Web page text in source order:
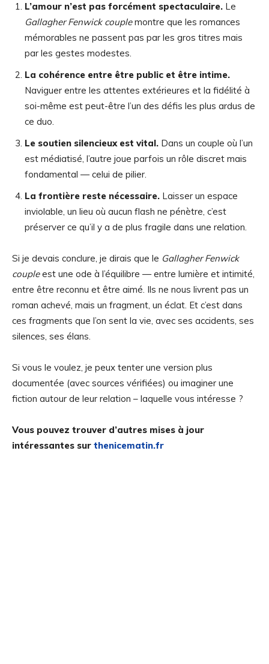
L’amour n’est pas forcément spectaculaire. Le
Gallagher Fenwick couplemontre que les romances
mémorables ne passent pas par les gros titres mais
par les gestes modestes.
La cohérence entre être public et être intime.
Naviguer entre les attentes extérieures et la fidélité à
soi-même est peut-être l’un des défis les plus ardus de
ce duo.
Le soutien silencieux est vital. Dans un couple où l’un
est médiatisé, l’autre joue parfois un rôle discret mais
fondamental — celui de pilier.
La frontière reste nécessaire. Laisser un espace
inviolable, un lieu où aucun flash ne pénètre, c’est
préserver ce qu’il y a de plus fragile dans une relation.
Si je devais conclure, je dirais que le Gallagher Fenwick
coupleest une ode à l’équilibre — entre lumière et intimité,
entre être reconnu et être aimé. Ils ne nous livrent pas un
roman achevé, mais un fragment, un éclat. Et c’est dans
ces fragments que l’on sent la vie, avec ses accidents, ses
silences, ses élans.
Si vous le voulez, je peux tenter une version plus
documentée (avec sources vérifiées) ou imaginer une
fiction autour de leur relation – laquelle vous intéresse ?
Vous pouvez trouver d’autres mises à jour
intéressantes sur thenicematin.fr